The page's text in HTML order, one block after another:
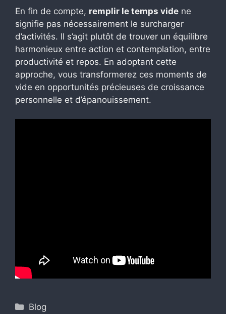
En fin de compte, remplir le temps vide ne
signifie pas nécessairement le surcharger
d’activités. Il s’agit plutôt de trouver un équilibre
harmonieux entre action et contemplation, entre
productivité et repos. En adoptant cette
approche, vous transformerez ces moments de
vide en opportunités précieuses de croissance
personnelle et d’épanouissement.
Catégories
Blog